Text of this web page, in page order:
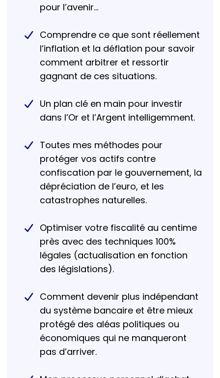
pour l’avenir…
Comprendre ce que sont réellement
l’inflation et la déflation pour savoir
comment arbitrer et ressortir
gagnant de ces situations.
Un plan clé en main pour investir
dans l’Or et l’Argent intelligemment.
Toutes mes méthodes pour
protéger vos actifs contre
confiscation par le gouvernement, la
dépréciation de l’euro, et les
catastrophes naturelles.
Optimiser votre fiscalité au centime
près avec des techniques 100%
légales (actualisation en fonction
des législations).
Comment devenir plus indépendant
du système bancaire et être mieux
protégé des aléas politiques ou
économiques qui ne manqueront
pas d’arriver.